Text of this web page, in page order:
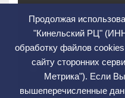
Продолжая
"Кинельский РЦ"
обработку файлов
сайту сторонних
Метрика"). Если
вышеперечисленные
ПРОКУРАТУРА РАЗЪЯСНЯЕТ
О
нарушению
ИЮН 30, 2026